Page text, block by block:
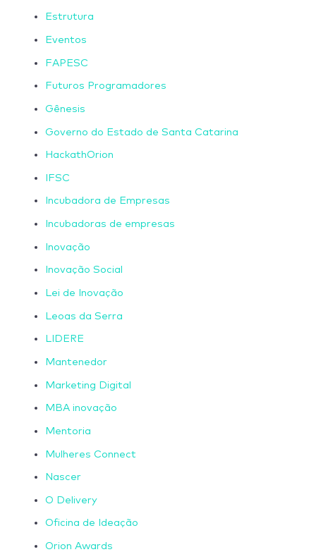
Estrutura
Eventos
FAPESC
Futuros Programadores
Gênesis
Governo do Estado de Santa Catarina
HackathOrion
IFSC
Incubadora de Empresas
Incubadoras de empresas
Inovação
Inovação Social
Lei de Inovação
Leoas da Serra
LIDERE
Mantenedor
Marketing Digital
MBA inovação
Mentoria
Mulheres Connect
Nascer
O Delivery
Oficina de Ideação
Orion Awards